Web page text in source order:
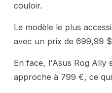
couloir.
Le modèle le plus
avec un prix de 699,99
En face, l'Asus Rog Ally
approche à 799 €, ce